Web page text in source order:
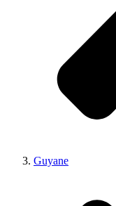
Guyane